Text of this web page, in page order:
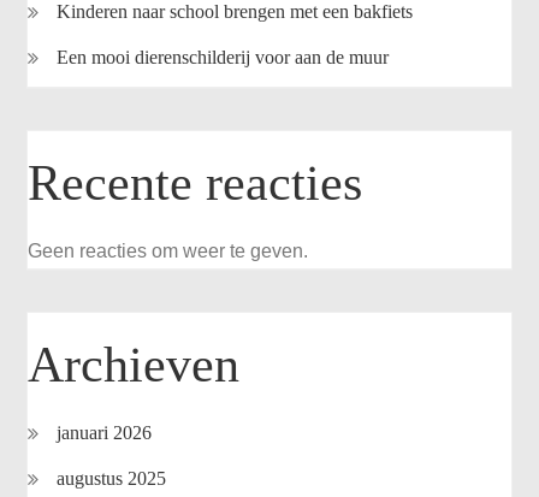
Kinderen naar school brengen met een bakfiets
Een mooi dierenschilderij voor aan de muur
Recente reacties
Geen reacties om weer te geven.
Archieven
januari 2026
augustus 2025